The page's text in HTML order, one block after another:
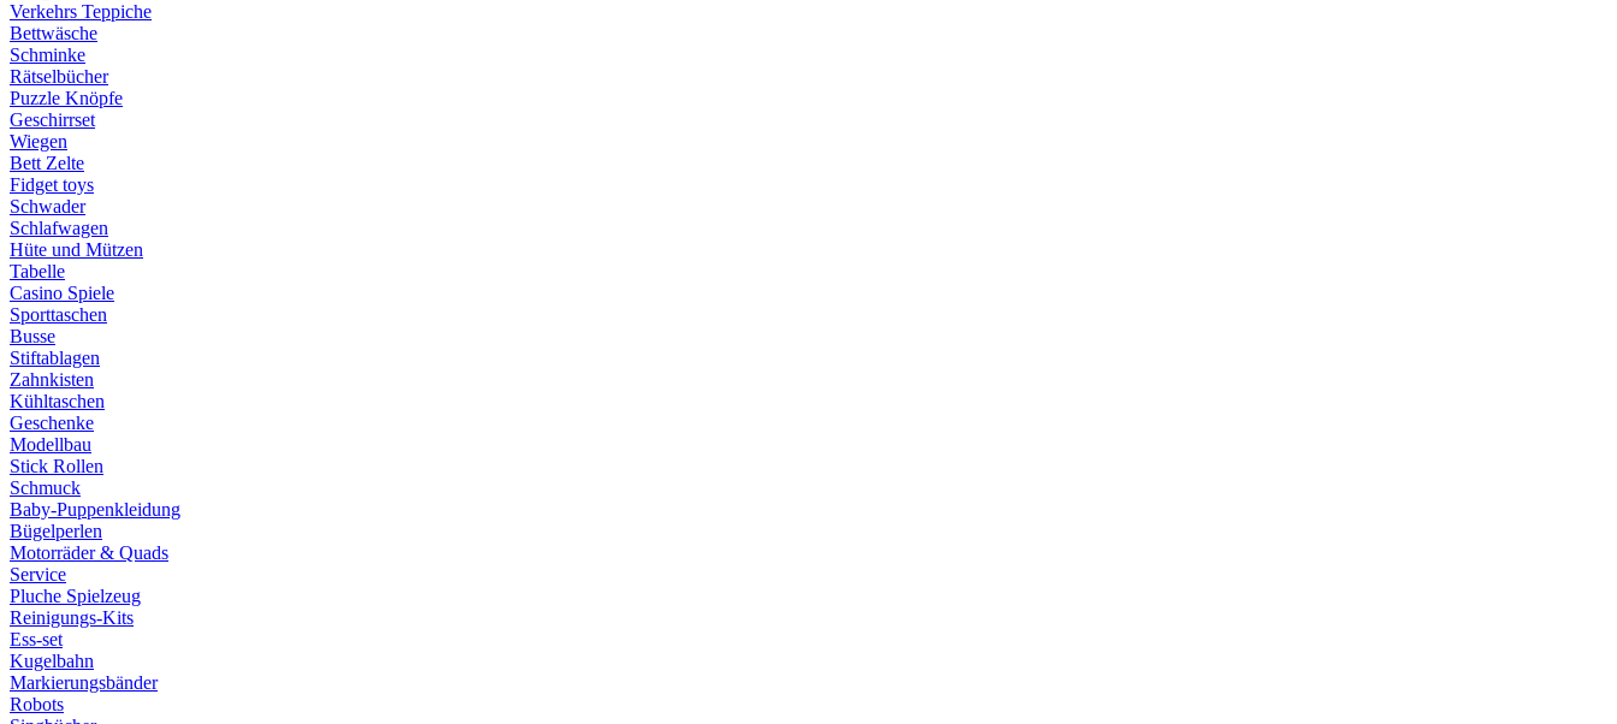
Verkehrs Teppiche
Bettwäsche
Schminke
Rätselbücher
Puzzle Knöpfe
Geschirrset
Wiegen
Bett Zelte
Fidget toys
Schwader
Schlafwagen
Hüte und Mützen
Tabelle
Casino Spiele
Sporttaschen
Busse
Stiftablagen
Zahnkisten
Kühltaschen
Geschenke
Modellbau
Stick Rollen
Schmuck
Baby-Puppenkleidung
Bügelperlen
Motorräder & Quads
Service
Pluche Spielzeug
Reinigungs-Kits
Ess-set
Kugelbahn
Markierungsbänder
Robots